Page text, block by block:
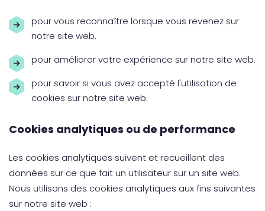
pour vous reconnaître lorsque vous revenez sur
notre site web.
pour améliorer votre expérience sur notre site web.
pour savoir si vous avez accepté l'utilisation de
cookies sur notre site web.
Cookies analytiques ou de performance
Les cookies analytiques suivent et recueillent des
données sur ce que fait un utilisateur sur un site web.
Nous utilisons des cookies analytiques aux fins suivantes
sur notre site web :